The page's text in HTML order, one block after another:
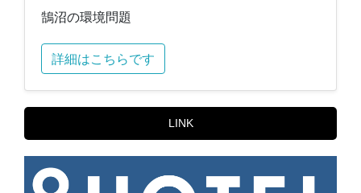
鵠沼の環境問題
詳細はこちらです
LINK